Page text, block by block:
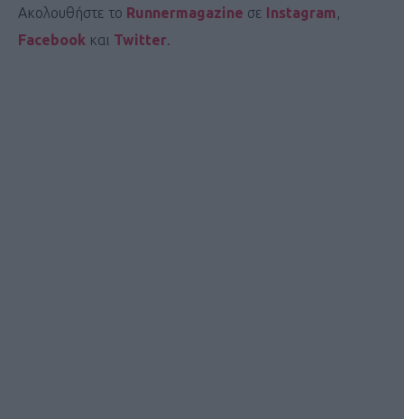
Ακολουθήστε το Runnermagazine σε Instagram,
Facebook και Twitter.